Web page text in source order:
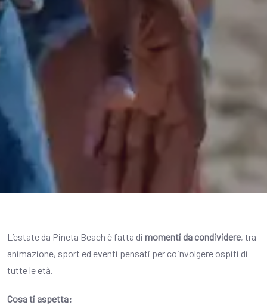
L’estate da Pineta Beach è fatta di momenti da condividere, tra
animazione, sport ed eventi pensati per coinvolgere ospiti di
tutte le età.
Cosa ti aspetta: